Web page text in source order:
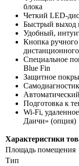
блока
Четкий LED-
Быстрый выход
Удобный,
Кнопка ручного
дистанционного
Специальное
Blue Fin
Защитное
Подготовка к
Wi-Fi,
Даичи» (опция)
Характеристики
Площадь помещения
Тип